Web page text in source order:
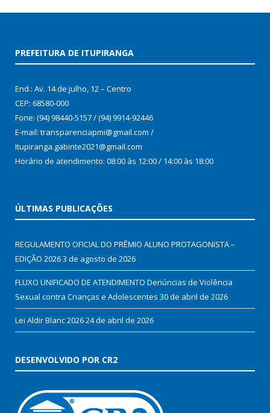
PREFEITURA DE ITUPIRANGA
End.: Av. 14 de julho, 12 – Centro
CEP: 68580-000
Fone: (94) 98440-5157 / (94) 9914-92446
E-mail: transparenciapmi@gmail.com /
Itupiranga.gabinte2021@gmail.com
Horário de atendimento: 08:00 às 12:00 / 14:00 às 18:00
ÚLTIMAS PUBLICAÇÕES
REGULAMENTO OFICIAL DO PRÊMIO ALUNO PROTAGONISTA –
EDIÇÃO 20263 de agosto de 2026
FLUXO UNIFICADO DE ATENDIMENTO Denúncias de Violência
Sexual contra Crianças e Adolescentes 30 de abril de 2026
Lei Aldir Blanc 202624 de abril de 2026
DESENVOLVIDO POR CR2